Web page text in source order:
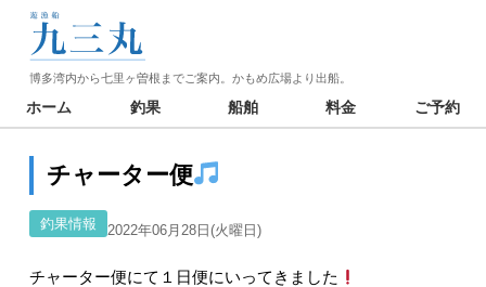
博多湾内から七里ヶ曽根までご案内。かもめ広場より出船。
ホーム 釣果 船舶 料金 ご予約
チャーター便
釣果情報 2022年06月28日(火曜日)
チャーター便にて１日便にいってきました